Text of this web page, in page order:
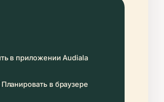
в приложении Audiala
Планировать в браузере